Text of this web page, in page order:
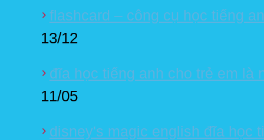
flashcard – công cụ học tiếng
13/12
đĩa học tiếng anh cho trẻ em là
11/05
disney's magic english đĩa học